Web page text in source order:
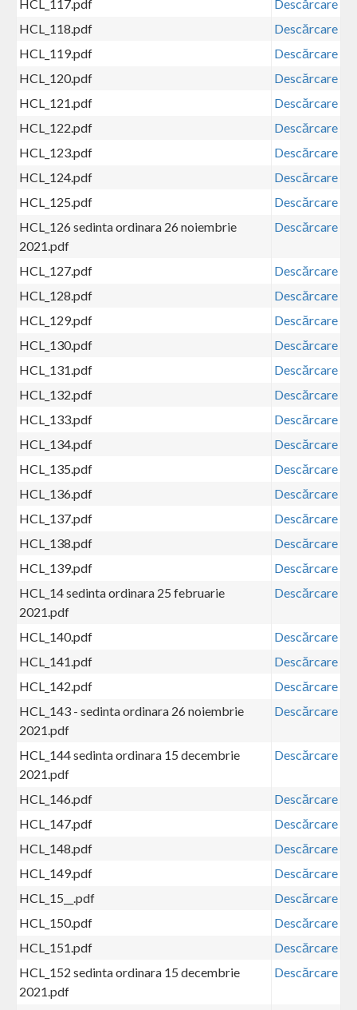
HCL_117.pdf
Descărcare
HCL_118.pdf
Descărcare
HCL_119.pdf
Descărcare
HCL_120.pdf
Descărcare
HCL_121.pdf
Descărcare
HCL_122.pdf
Descărcare
HCL_123.pdf
Descărcare
HCL_124.pdf
Descărcare
HCL_125.pdf
Descărcare
HCL_126 sedinta ordinara 26 noiembrie
2021.pdf
Descărcare
HCL_127.pdf
Descărcare
HCL_128.pdf
Descărcare
HCL_129.pdf
Descărcare
HCL_130.pdf
Descărcare
HCL_131.pdf
Descărcare
HCL_132.pdf
Descărcare
HCL_133.pdf
Descărcare
HCL_134.pdf
Descărcare
HCL_135.pdf
Descărcare
HCL_136.pdf
Descărcare
HCL_137.pdf
Descărcare
HCL_138.pdf
Descărcare
HCL_139.pdf
Descărcare
HCL_14 sedinta ordinara 25 februarie
2021.pdf
Descărcare
HCL_140.pdf
Descărcare
HCL_141.pdf
Descărcare
HCL_142.pdf
Descărcare
HCL_143 - sedinta ordinara 26 noiembrie
2021.pdf
Descărcare
HCL_144 sedinta ordinara 15 decembrie
2021.pdf
Descărcare
HCL_146.pdf
Descărcare
HCL_147.pdf
Descărcare
HCL_148.pdf
Descărcare
HCL_149.pdf
Descărcare
HCL_15__.pdf
Descărcare
HCL_150.pdf
Descărcare
HCL_151.pdf
Descărcare
HCL_152 sedinta ordinara 15 decembrie
2021.pdf
Descărcare